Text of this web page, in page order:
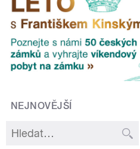
NEJNOVĚJŠÍ